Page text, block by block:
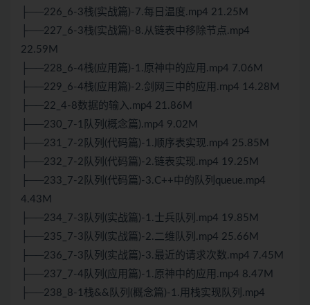
├──226_6-3栈(实战篇)-7.每日温度.mp4 21.25M
├──227_6-3栈(实战篇)-8.从链表中移除节点.mp4
22.59M
├──228_6-4栈(应用篇)-1.原神中的应用.mp4 7.06M
├──229_6-4栈(应用篇)-2.剑网三中的应用.mp4 14.28M
├──22_4-8数据的输入.mp4 21.86M
├──230_7-1队列(概念篇).mp4 9.02M
├──231_7-2队列(代码篇)-1.顺序表实现.mp4 25.85M
├──232_7-2队列(代码篇)-2.链表实现.mp4 19.25M
├──233_7-2队列(代码篇)-3.C++中的队列queue.mp4
4.43M
├──234_7-3队列(实战篇)-1.士兵队列.mp4 19.85M
├──235_7-3队列(实战篇)-2.二维队列.mp4 25.66M
├──236_7-3队列(实战篇)-3.最近的请求次数.mp4 7.45M
├──237_7-4队列(应用篇)-1.原神中的应用.mp4 8.47M
├──238_8-1栈&&队列(概念篇)-1.用栈实现队列.mp4